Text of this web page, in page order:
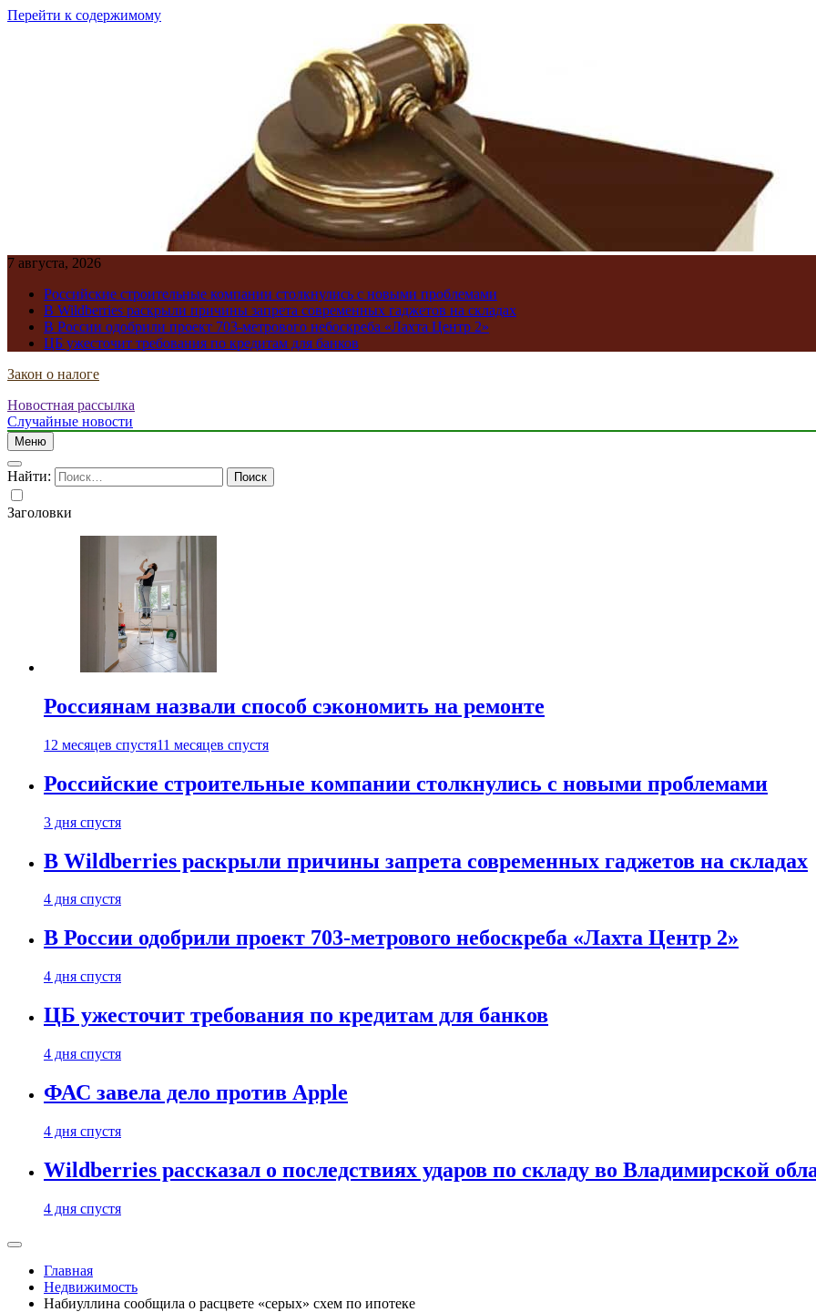
Перейти к содержимому
7 августа, 2026
Российские строительные компании столкнулись с новыми проблемами
В Wildberries раскрыли причины запрета современных гаджетов на складах
В России одобрили проект 703-метрового небоскреба «Лахта Центр 2»
ЦБ ужесточит требования по кредитам для банков
Закон о налоге
Новостная рассылка
Случайные новости
Меню
Найти:
Заголовки
Россиянам назвали способ сэкономить на ремонте
12 месяцев спустя11 месяцев спустя
Российские строительные компании столкнулись с новыми проблемами
3 дня спустя
В Wildberries раскрыли причины запрета современных гаджетов на складах
4 дня спустя
В России одобрили проект 703-метрового небоскреба «Лахта Центр 2»
4 дня спустя
ЦБ ужесточит требования по кредитам для банков
4 дня спустя
ФАС завела дело против Apple
4 дня спустя
Wildberries рассказал о последствиях ударов по складу во Владимирской
4 дня спустя
Главная
Недвижимость
Набиуллина сообщила о расцвете «серых» схем по ипотеке